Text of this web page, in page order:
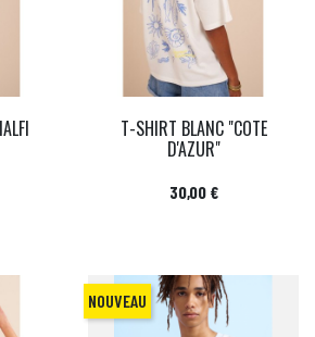
T-SHIRT BLANC "COTE
D'AZUR"
Prix
30,00 €
NOUVEAU